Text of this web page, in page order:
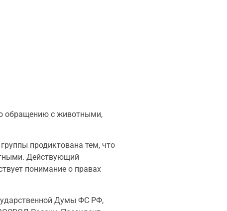
обращению с животными,
продиктована тем, что
Действующий
понимание о правах
Думы ФС РФ,